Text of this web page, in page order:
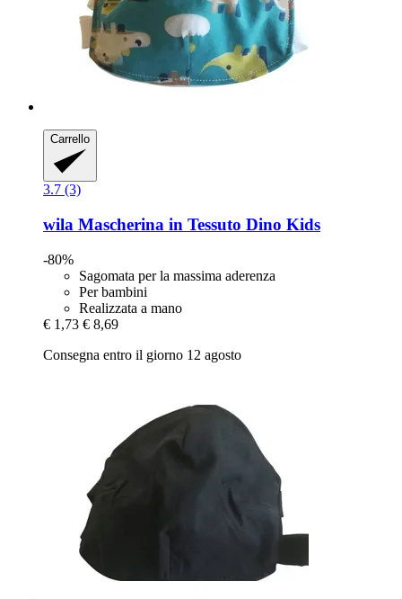
Carrello
3.7 (3)
wila Mascherina in Tessuto Dino Kids
-80%
Sagomata per la massima aderenza
Per bambini
Realizzata a mano
€ 1,73 € 8,69
Consegna entro il giorno 12 agosto